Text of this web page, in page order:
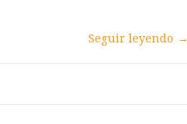
Seguir leyendo →